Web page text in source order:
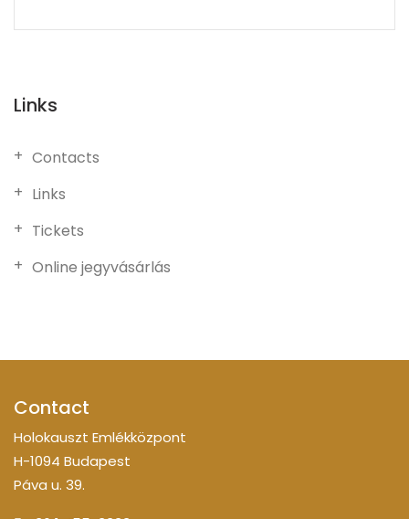
Links
Contacts
Links
Tickets
Online jegyvásárlás
Contact
Holokauszt Emlékközpont
H-1094 Budapest
Páva u. 39.